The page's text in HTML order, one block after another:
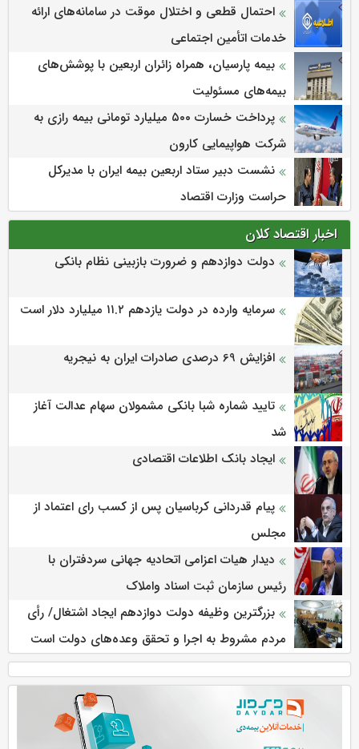
احتمال قطعی و اختلال موقت در سامانه‌های ارائه
خدمات اتأمین اجتماعی
بیمه پارسیان، همراه زائران اربعین با پوشش‌های
بیمه‌های مسئولیت
پرداخت خسارت ۵۰۰ میلیارد تومانی بیمه رازی به
شرکت هواپیمایی کارون
نشست دبیر ستاد اربعین بیمه ایران با مدیرکل
حراست وزارت اقتصاد
اخبار اقتصاد کلان
دولت دوازدهم و ضرورت بازبینی نظام بانکی
سرمایه وارده در دولت یازدهم ۱۱.۲ میلیارد دلار است
افزایش 69 درصدی صادرات ایران به نیجریه
تایید شماره شبا بانکی مشمولان سهام عدالت آغاز
شد
ایجاد بانک اطلاعات اقتصادی
پیام قدردانی کرباسیان پس از کسب رای اعتماد از
مجلس
دیدار هیات اعزامی اتحادیه جهانی سردفتران با
رئیس سازمان ثبت اسناد واملاک
بزرگترین وظیفه دولت دوازدهم ایجاد اشتغال/ رأی
مردم مشروط به اجرا و تحقق وعده‌های دولت است